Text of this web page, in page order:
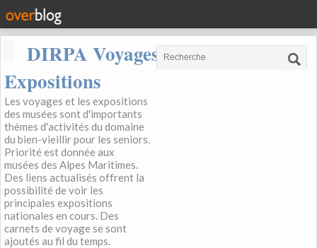
DIRPA Voyages, Musées,
Expositions
Les voyages et les expositions
des musées sont d'importants
thèmes d'activités du domaine
du bien-vieillir pour les seniors.
Priorité est donnée aux
musées des Alpes Maritimes.
Des liens actualisés offrent la
possibilité de voir les
principales expositions
nationales en cours. Des
carnets de voyage se sont
ajoutés au fil du temps.